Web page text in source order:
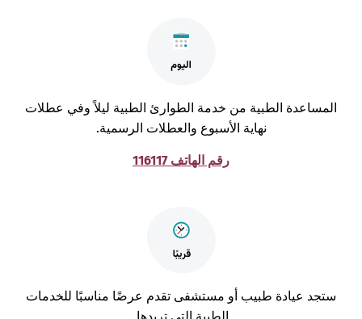
الطبية من خدمة الطوارئ الطبية ليلاً وفي عطلات
نهاية الأسبوع والعطلات الرسمية.
رقم الهاتف 116117
عيادة طبيب أو مستشفى تقدم عرضًا مناسبًا للخدمات